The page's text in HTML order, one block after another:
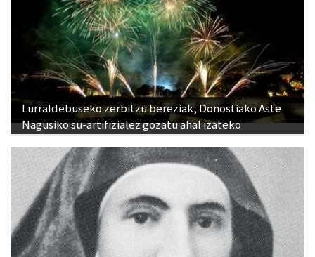
Lurraldebuseko zerbitzu bereziak, Donostiako Aste
Nagusiko su-artifizialez gozatu ahal izateko